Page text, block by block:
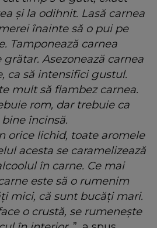
și la odihnit. Lasă carnea
înainte să o pui pe
Tamponează carnea
Asezonează carnea
ca să intensifici gustul.
mult să flambez carnea.
rom, dar trebuie ca
încinsă.
orice lichid, toate aromele
acesta se caramelizează
în carne. Ce mai
este să o rumenim
mici, că sunt bucăți mari.
o crustă, se rumenește